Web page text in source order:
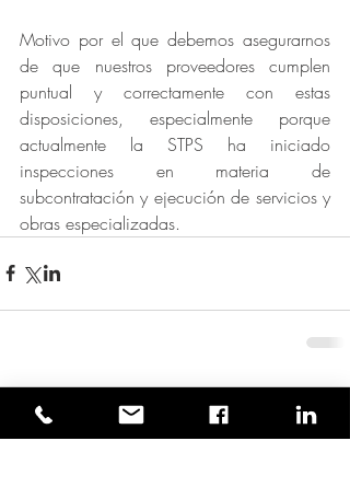
Motivo por el que debemos asegurarnos
de que nuestros proveedores cumplen
puntual y correctamente con estas
disposiciones, especialmente porque
actualmente la STPS ha iniciado
inspecciones en materia de
subcontratación y ejecución de servicios y
obras especializadas.
Comentarios